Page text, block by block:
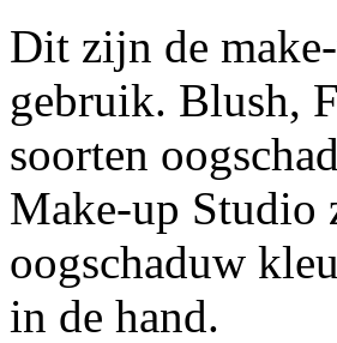
Dit zijn de
gebruik. Blush,
soorten
Make-up Studio
oogschaduw
in de hand.